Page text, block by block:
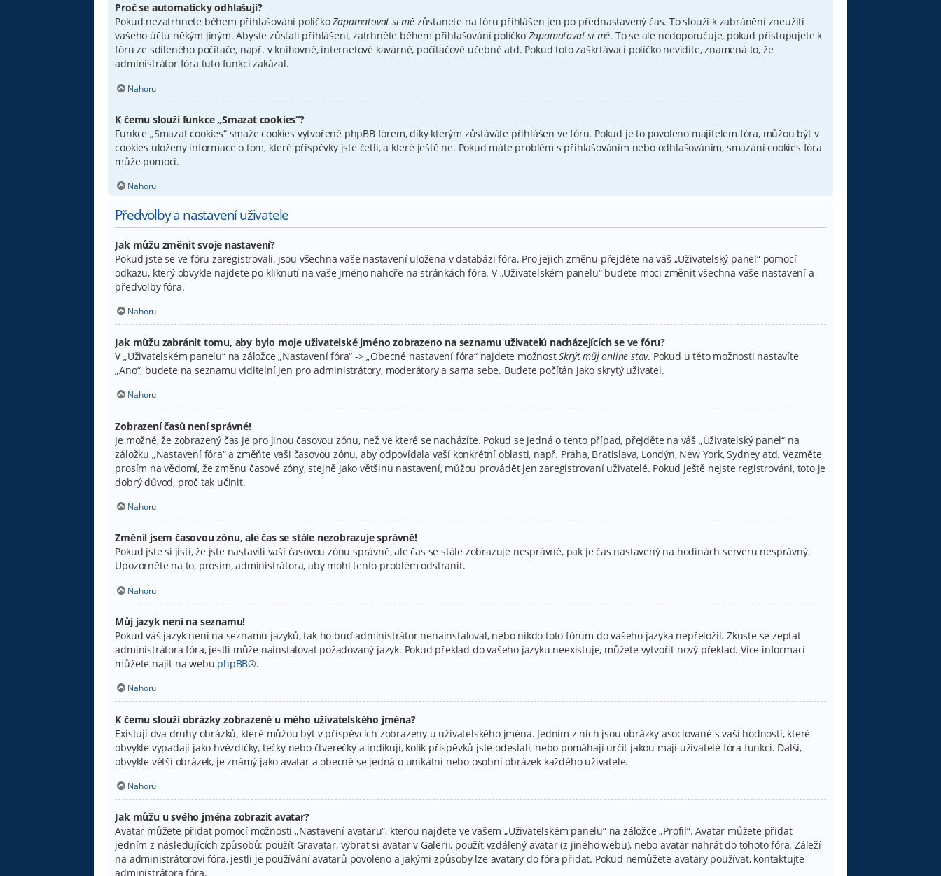
Proč se automaticky odhlašuji?
Pokud nezatrhnete během přihlašování políčkoZapamatovat si mě zůstanete na fóru přihlášen jen po přednastavený čas. To slouží k zabránění zneužití
vašeho účtu někým jiným. Abyste zůstali přihlášeni, zatrhněte během přihlašování políčko Zapamatovat si mě. To se ale nedoporučuje, pokud přistupujete k
fóru ze sdíleného počítače, např. v knihovně, internetové kavárně, počítačové učebně atd. Pokud toto zaškrtávací políčko nevidíte, znamená to, že
administrátor fóra tuto funkci zakázal.
Nahoru
K čemu slouží funkce „Smazat cookies“?
Funkce „Smazat cookies“ smaže cookies vytvořené phpBB fórem, díky kterým zůstáváte přihlášen ve fóru. Pokud je to povoleno majitelem fóra, můžou být v
cookies uloženy informace o tom, které příspěvky jste četli, a které ještě ne. Pokud máte problém s přihlašováním nebo odhlašováním, smazání cookies fóra
může pomoci.
Nahoru
Předvolby a nastavení uživatele
Jak můžu změnit svoje nastavení?
Pokud jste se ve fóru zaregistrovali, jsou všechna vaše nastavení uložena v databázi fóra. Pro jejich změnu přejděte na váš „Uživatelský panel“ pomocí
odkazu, který obvykle najdete po kliknutí na vaše jméno nahoře na stránkách fóra. V „Uživatelském panelu“ budete moci změnit všechna vaše nastavení a
předvolby fóra.
Nahoru
Jak můžu zabránit tomu, aby bylo moje uživatelské jméno zobrazeno na seznamu uživatelů nacházejících se ve fóru?
V „Uživatelském panelu“ na záložce „Nastavení fóra“ -> „Obecné nastavení fóra“ najdete možnostSkrýt můj online stav. Pokud u této možnosti nastavíte
„Ano“, budete na seznamu viditelní jen pro administrátory, moderátory a sama sebe. Budete počítán jako skrytý uživatel.
Nahoru
Zobrazení časů není správné!
Je možné, že zobrazený čas je pro jinou časovou zónu, než ve které se nacházíte. Pokud se jedná o tento případ, přejděte na váš „Uživatelský panel“ na
záložku „Nastavení fóra“ a změňte vaši časovou zónu, aby odpovídala vaší konkrétní oblasti, např. Praha, Bratislava, Londýn, New York, Sydney atd. Vezměte
prosím na vědomí, že změnu časové zóny, stejně jako většinu nastavení, můžou provádět jen zaregistrovaní uživatelé. Pokud ještě nejste registrováni, toto je
dobrý důvod, proč tak učinit.
Nahoru
Změnil jsem časovou zónu, ale čas se stále nezobrazuje správně!
Pokud jste si jisti, že jste nastavili vaši časovou zónu správně, ale čas se stále zobrazuje nesprávně, pak je čas nastavený na hodinách serveru nesprávný.
Upozorněte na to, prosím, administrátora, aby mohl tento problém odstranit.
Nahoru
Můj jazyk není na seznamu!
Pokud váš jazyk není na seznamu jazyků, tak ho buď administrátor nenainstaloval, nebo nikdo toto fórum do vašeho jazyka nepřeložil. Zkuste se zeptat
administrátora fóra, jestli může nainstalovat požadovaný jazyk. Pokud překlad do vašeho jazyku neexistuje, můžete vytvořit nový překlad. Více informací
můžete najít na webu phpBB®.
Nahoru
K čemu slouží obrázky zobrazené u mého uživatelského jména?
Existují dva druhy obrázků, které můžou být v příspěvcích zobrazeny u uživatelského jména. Jedním z nich jsou obrázky asociované s vaší hodností, které
obvykle vypadají jako hvězdičky, tečky nebo čtverečky a indikují, kolik příspěvků jste odeslali, nebo pomáhají určit jakou mají uživatelé fóra funkci. Další,
obvykle větší obrázek, je známý jako avatar a obecně se jedná o unikátní nebo osobní obrázek každého uživatele.
Nahoru
Jak můžu u svého jména zobrazit avatar?
Avatar můžete přidat pomocí možnosti „Nastavení avataru“, kterou najdete ve vašem „Uživatelském panelu“ na záložce „Profil“. Avatar můžete přidat
jedním z následujících způsobů: použít Gravatar, vybrat si avatar v Galerii, použít vzdálený avatar (z jiného webu), nebo avatar nahrát do tohoto fóra. Záleží
na administrátorovi fóra, jestli je používání avatarů povoleno a jakými způsoby lze avatary do fóra přidat. Pokud nemůžete avatary používat, kontaktujte
administrátora fóra.